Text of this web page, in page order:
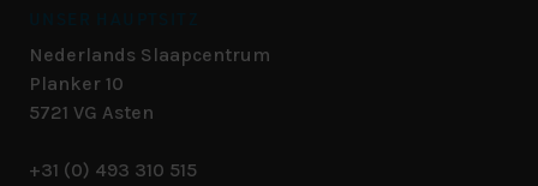
Nederlands Slaapcentrum
Planker 10
5721 VG Asten
+31 (0) 493 310 515